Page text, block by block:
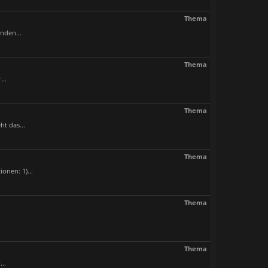
Thema
Thema
Thema
das...
Thema
1)...
Thema
Thema